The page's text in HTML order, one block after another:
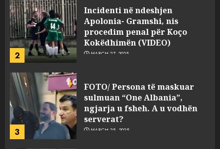
2
Incidenti në ndeshjen
Apolonia- Gramshi, nis
procedim penal për Koço
Kokëdhimën (VIDEO)
MARCH 27, 2025
3
FOTO/ Persona të maskuar
sulmuan “One Albania”,
ngjarja u fsheh. A u vodhën
serverat?
MARCH 25, 2025